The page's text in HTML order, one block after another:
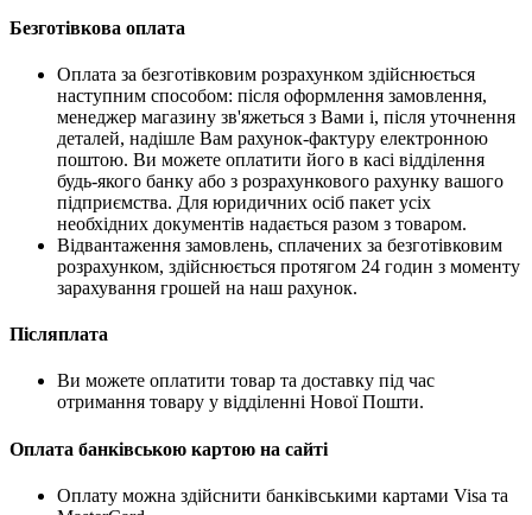
Безготівкова оплата
Оплата за безготівковим розрахунком здійснюється
наступним способом: після оформлення замовлення,
менеджер магазину зв'яжеться з Вами і, після уточнення
деталей, надішле Вам рахунок-фактуру електронною
поштою. Ви можете оплатити його в касі відділення
будь-якого банку або з розрахункового рахунку вашого
підприємства. Для юридичних осіб пакет усіх
необхідних документів надається разом з товаром.
Відвантаження замовлень, сплачених за безготівковим
розрахунком, здійснюється протягом 24 годин з моменту
зарахування грошей на наш рахунок.
Післяплата
Ви можете оплатити товар та доставку під час
отримання товару у відділенні Нової Пошти.
Оплата банківською картою на сайті
Оплату можна здійснити банківськими картами Visa та